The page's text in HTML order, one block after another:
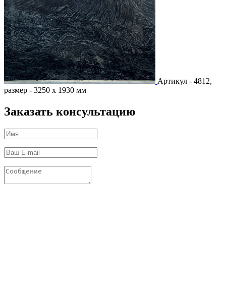
Артикул - 4812,
размер - 3250 х 1930 мм
Заказать консультацию